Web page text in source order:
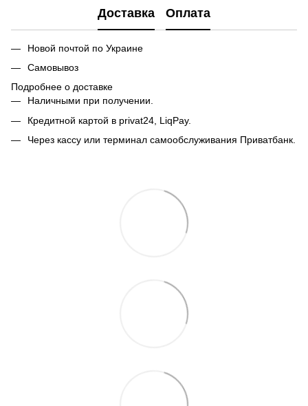
Доставка Оплата
Новой почтой по Украине
Самовывоз
Подробнее о доставке
Наличными при получении.
Кредитной картой в privat24, LiqPay.
Через кассу или терминал самообслуживания Приватбанк.